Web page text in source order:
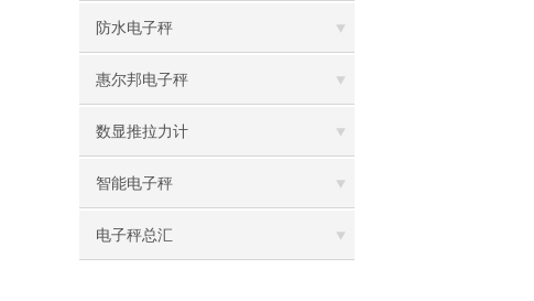
防水电子秤
惠尔邦电子秤
数显推拉力计
智能电子秤
电子秤总汇